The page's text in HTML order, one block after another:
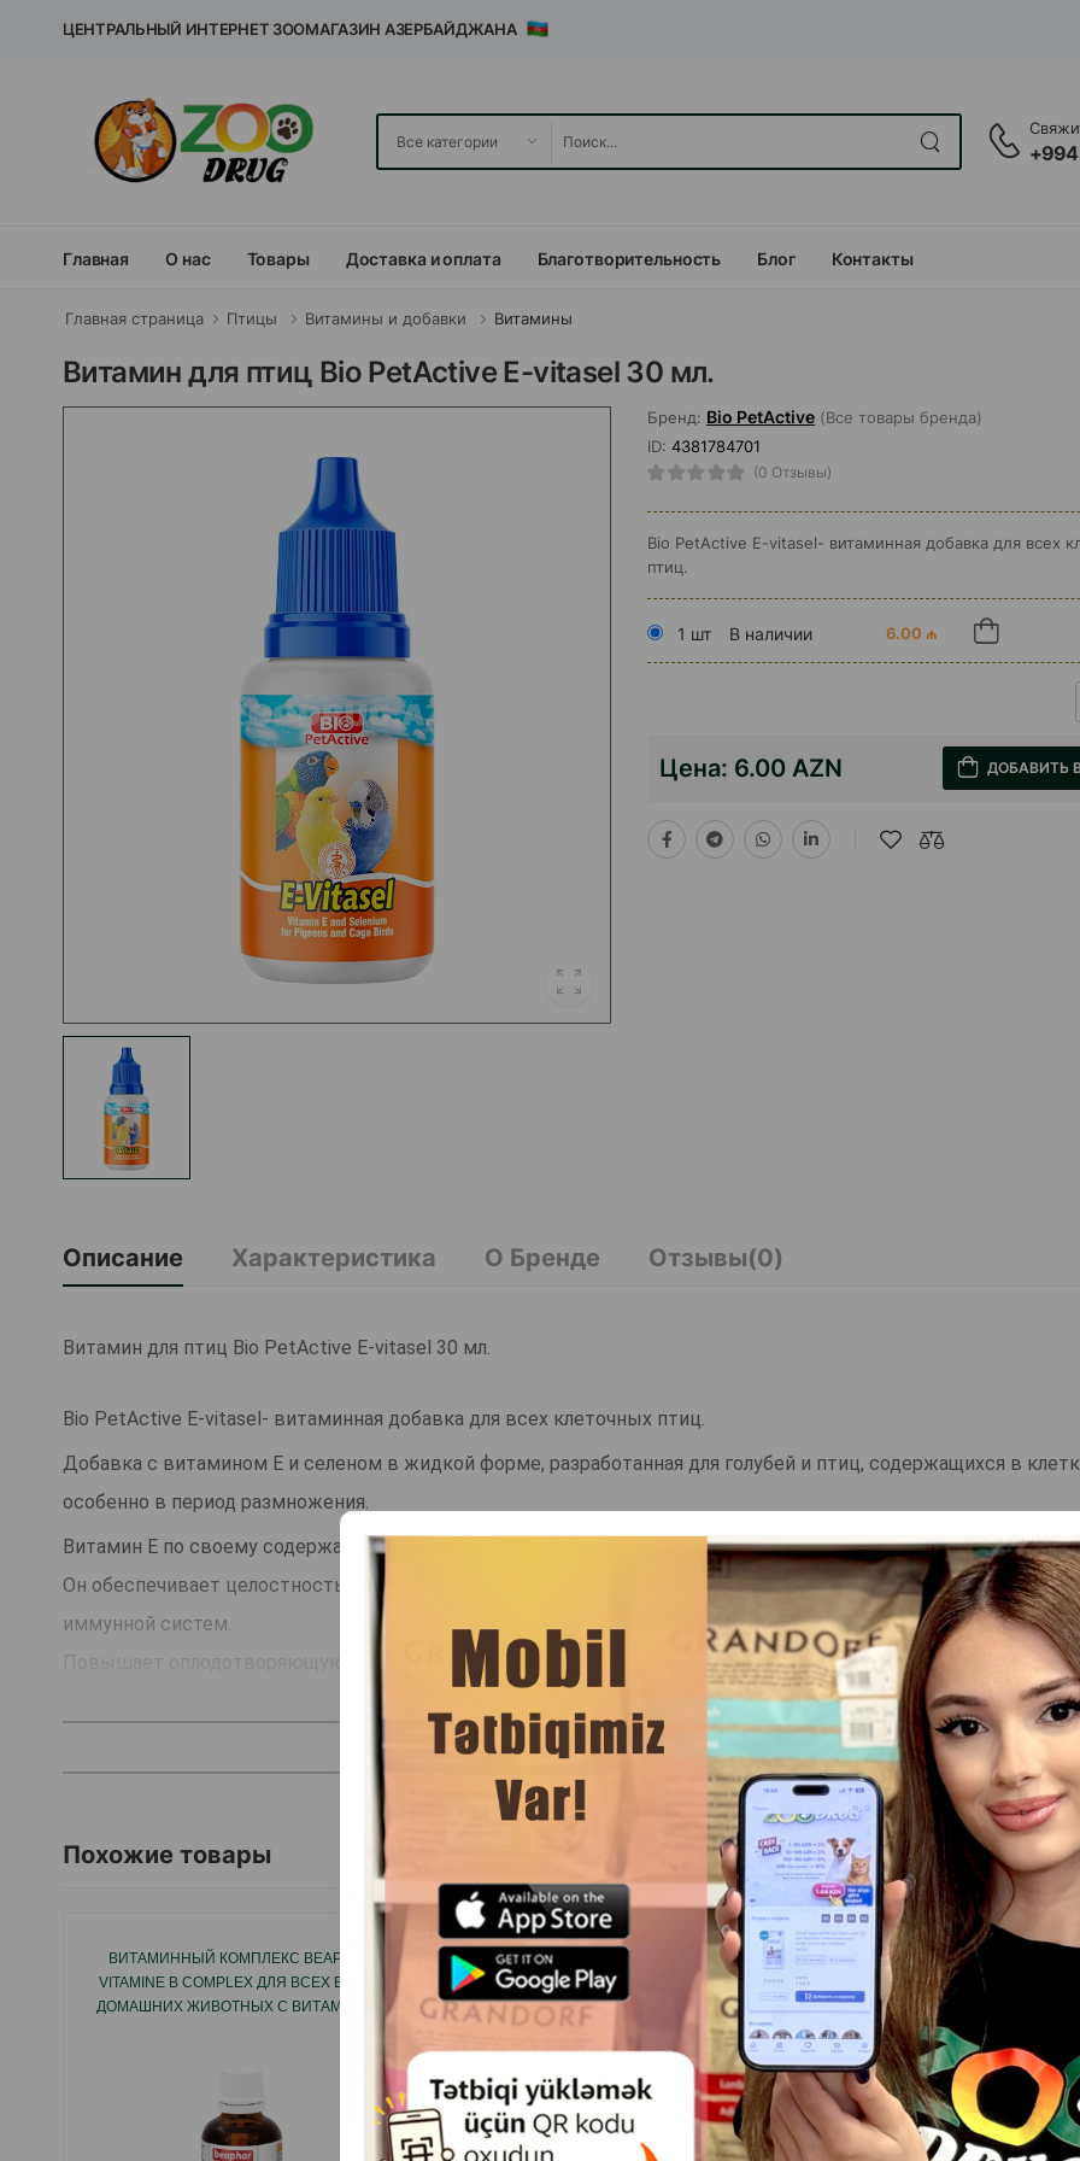
ЦЕНТРАЛЬНЫЙ ИНТЕРНЕТ ЗООМАГАЗИН АЗЕРБАЙДЖАНА
Главная О нас Товары Доставка и оплата Благотворительность Блог Контакты
Главная страница Птицы Витамины и добавки Витамины
Витамин для птиц Bio PetActive E-vitasel 30 мл.
Бренд: Bio PetActive (Все товары бренда)
ID: 4381784701
(0 Отзывы)
Bio PetActive E-vitasel- витаминная добавка для всех
птиц.
1 шт В наличии 6.00 ₼
Цена: 6.00 AZN ДОБАВИТЬ
Описание Характеристика О Бренде Отзывы(0)
Витамин для птиц Bio PetActive E-vitasel 30 мл.
Bio PetActive E-vitasel- витаминная добавка для всех клеточных птиц.
Добавка с витамином Е и селеном в жидкой форме, разработанная для голубей и птиц, содержащихся в
особенно в период размножения.
Витамин Е по своему содержанию является природным антиоксидантом и действует как иммунный
Он обеспечивает целостность и оптимальное функционирование репродуктивной, мышечной, кровеносной,
иммунной систем.
Повышает оплодотворяющую способность.
Страна производитель: Турция.
ЧИТАТЬ ДАЛЬШЕ
Похожие товары
ВИТАМИННЫЙ КОМПЛЕКС BEAPHAR
VITAMINE B COMPLEX ДЛЯ ВСЕХ ВИДОВ
ДОМАШНИХ ЖИВОТНЫХ С ВИТАМИНОМ
ВИТАМИН ДЛЯ ПТИЦ BIO PETACTIVE
AVILIN 30МЛ.
ВИТАМИН ДЛЯ ПТИЦ BIO
MINERAL DEEP 30 МЛ.